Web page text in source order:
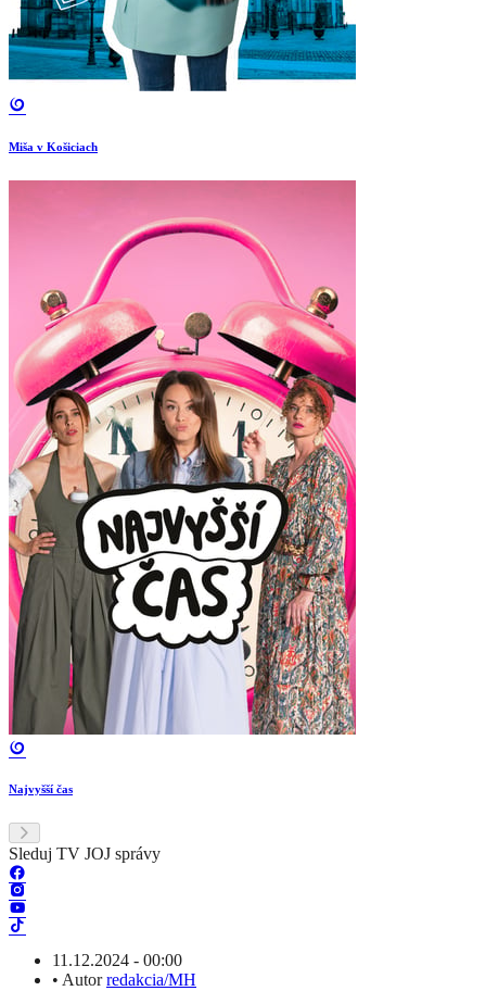
Miša v Košiciach
Najvyšší čas
Sleduj TV JOJ správy
11.12.2024 - 00:00
• Autorredakcia/MH